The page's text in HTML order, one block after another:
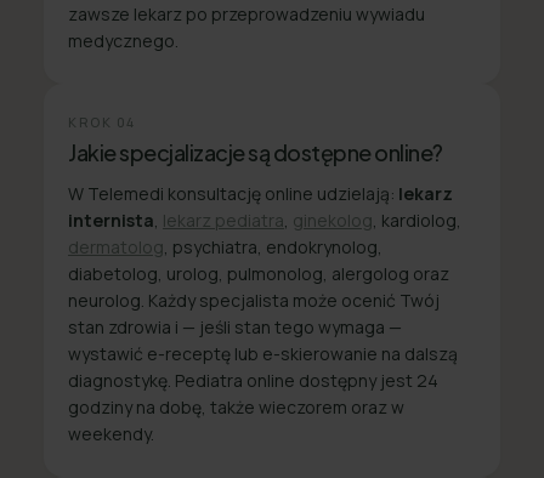
zawsze lekarz po przeprowadzeniu wywiadu
medycznego.
KROK 04
Jakie specjalizacje są dostępne online?
W Telemedi konsultację online udzielają: lekarz
internista lekarz pediatra ginekolog , kardiolog,
dermatolog , psychiatra, endokrynolog,
diabetolog, urolog, pulmonolog, alergolog oraz
neurolog. Każdy specjalista może ocenić Twój
stan zdrowia i — jeśli stan tego wymaga —
wystawić e-receptę lub e-skierowanie na dalszą
diagnostykę. Pediatra online dostępny jest 24
godziny na dobę, także wieczorem oraz w
weekendy.